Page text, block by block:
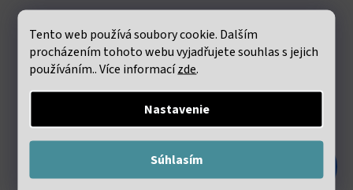
Tento web používá soubory cookie. Dalším
procházením tohoto webu vyjadřujete souhlas s jejich
používáním.. Více informacízde.
Nastavenie
Súhlasím